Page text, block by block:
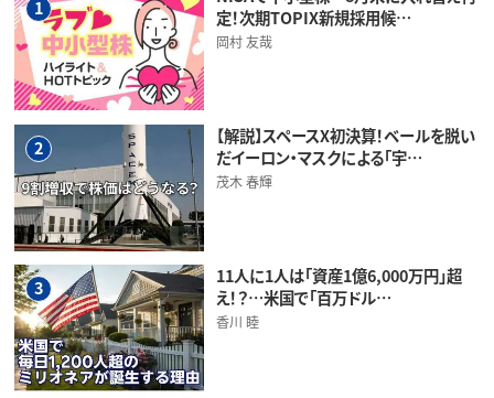
1
定！次期TOPIX新規採用候…
岡村 友哉
2
【解説】スペースX初決算！ベールを脱い
だイーロン・マスクによる「宇…
茂木 春輝
3
11人に1人は「資産1億6,000万円」超
え！？…米国で「百万ドル…
香川 睦